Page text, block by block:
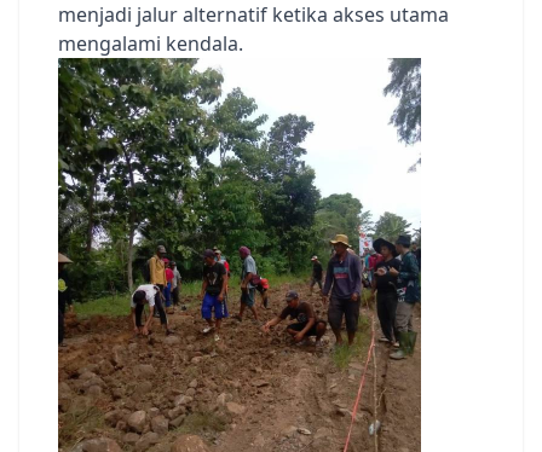
menjadi jalur alternatif ketika akses utama
mengalami kendala.